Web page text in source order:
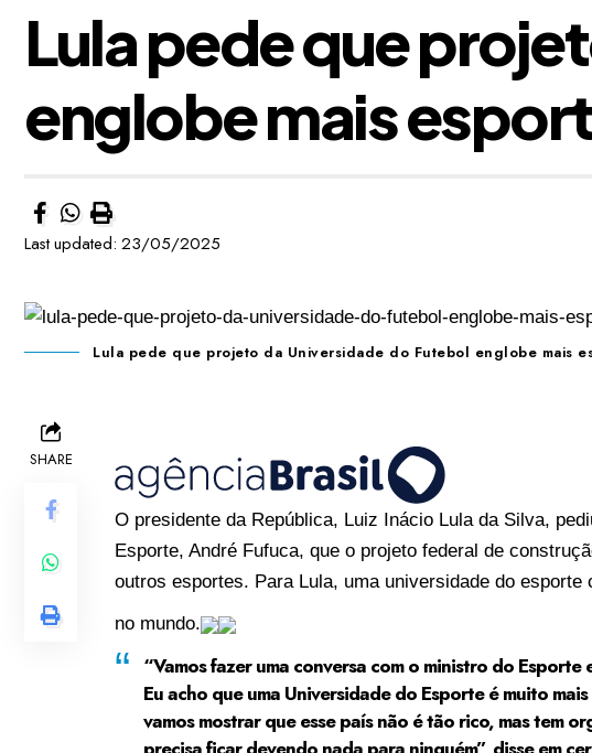
Lula pede que
englobe mais
Last updated: 23/05/2025
Lula pede que projeto da Universidade do Futebol englobe mais
SHARE
O presidente da República, Luiz Inácio Lula da Silva,
Esporte, André Fufuca, que o projeto federal de
outros esportes. Para Lula, uma universidade do
no mundo.
“Vamos fazer uma conversa com o ministro do
Eu acho que uma Universidade do Esporte é muito
vamos mostrar que esse país não é tão rico, mas tem